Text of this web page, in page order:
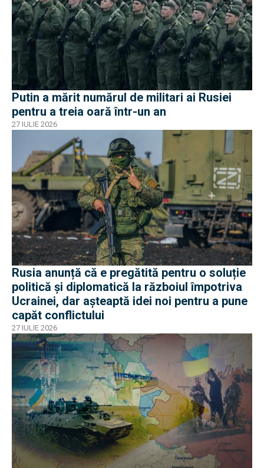
Putin a mărit numărul de militari ai Rusiei
pentru a treia oară într-un an
27 IULIE 2026
Rusia anunță că e pregătită pentru o soluție
politică și diplomatică la războiul împotriva
Ucrainei, dar așteaptă idei noi pentru a pune
capăt conflictului
27 IULIE 2026